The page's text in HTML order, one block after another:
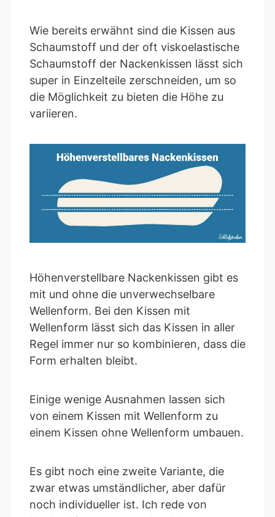
Wie bereits erwähnt sind die Kissen aus
Schaumstoff und der oft viskoelastische
Schaumstoff der Nackenkissen lässt sich
super in Einzelteile zerschneiden, um so
die Möglichkeit zu bieten die Höhe zu
variieren.
Höhenverstellbare Nackenkissen gibt es
mit und ohne die unverwechselbare
Wellenform. Bei den Kissen mit
Wellenform lässt sich das Kissen in aller
Regel immer nur so kombinieren, dass die
Form erhalten bleibt.
Einige wenige Ausnahmen lassen sich
von einem Kissen mit Wellenform zu
einem Kissen ohne Wellenform umbauen.
Es gibt noch eine zweite Variante, die
zwar etwas umständlicher, aber dafür
noch individueller ist. Ich rede von